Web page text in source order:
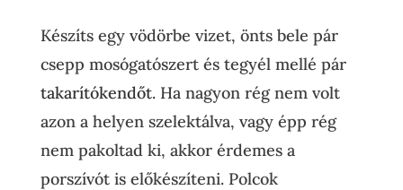
Készíts egy vödörbe vizet, önts bele pár
csepp mosógatószert és tegyél mellé pár
takarítókendőt. Ha nagyon rég nem volt
azon a helyen szelektálva, vagy épp rég
nem pakoltad ki, akkor érdemes a
porszívót is előkészíteni. Polcok